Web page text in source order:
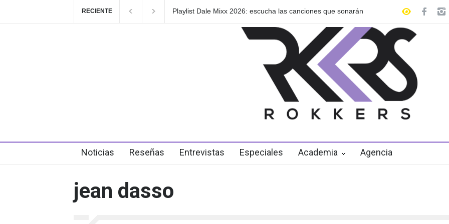
RECIENTE
Playlist Dale Mixx 2026: escucha las canciones que sonarán
GRLS anuncia su nuevo EP:
Noticias Reseñas Entrevistas Especiales Academia Agencia
jean dasso